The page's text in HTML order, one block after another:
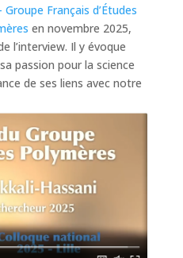
Groupe Français d’Études
en novembre 2025,
l’interview. Il y évoque
passion pour la science
de ses liens avec notre